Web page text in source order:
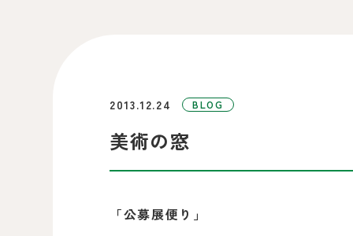
2013.12.24 BLOG
美術の窓
「公募展便り」